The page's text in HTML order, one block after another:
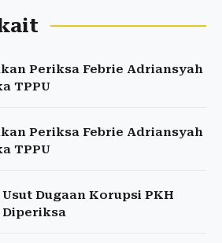
Periksa Febrie Adriansyah
TPPU
Periksa Febrie Adriansyah
TPPU
Dugaan Korupsi PKH
Diperiksa